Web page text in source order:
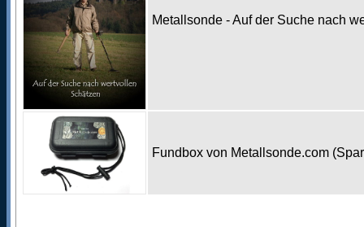
Metallsonde - Auf der Suche nach
Fundbox von Metallsonde.com